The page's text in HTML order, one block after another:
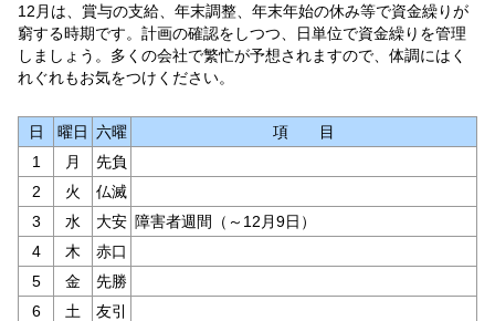
12月は、賞与の支給、年末調整、年末年始の休み等で資金繰りが
窮する時期です。計画の確認をしつつ、日単位で資金繰りを管理
しましょう。多くの会社で繁忙が予想されますので、体調にはく
れぐれもお気をつけください。
日 曜日 六曜
項 目
1
月
先負
2
火
仏滅
3
水 大安 障害者週間（～12月9日）
4
木
赤口
5
金
先勝
6
土
友引